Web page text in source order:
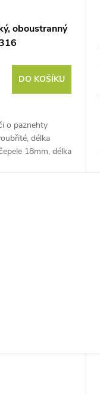
oboustranný
DO KOŠÍKU
o paznehty
délka
18mm, délka